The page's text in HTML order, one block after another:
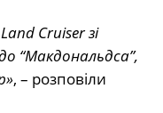
Cruiser зі
“Макдональдса”,
, – розповіли